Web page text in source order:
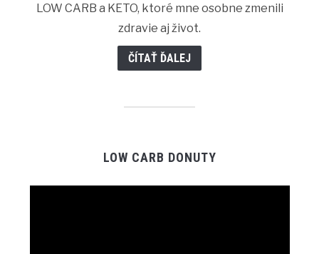
LOW CARB a KETO, ktoré mne osobne zmenili
zdravie aj život.
ČÍTAŤ ĎALEJ
LOW CARB DONUTY